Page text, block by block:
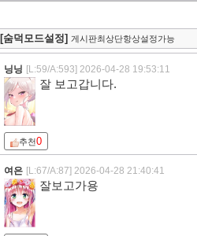
[숨덕모드설정] 게시판최상단항상설정가능
닝닝 [L:59/A:593] 2026-04-28 19:53:11
잘 보고갑니다.
추천0
여은 [L:67/A:87] 2026-04-28 21:40:41
잘보고가용